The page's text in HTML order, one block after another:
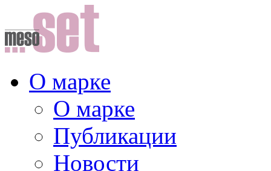
О марке
О марке
Публикации
Новости